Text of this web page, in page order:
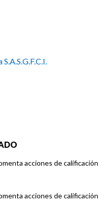
acciones de calificación
acciones de calificación